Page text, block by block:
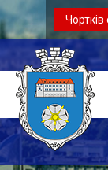
Чортків